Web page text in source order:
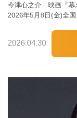
今津心之介 映画『幕
2026年5月8日(金)全
2026.04.30